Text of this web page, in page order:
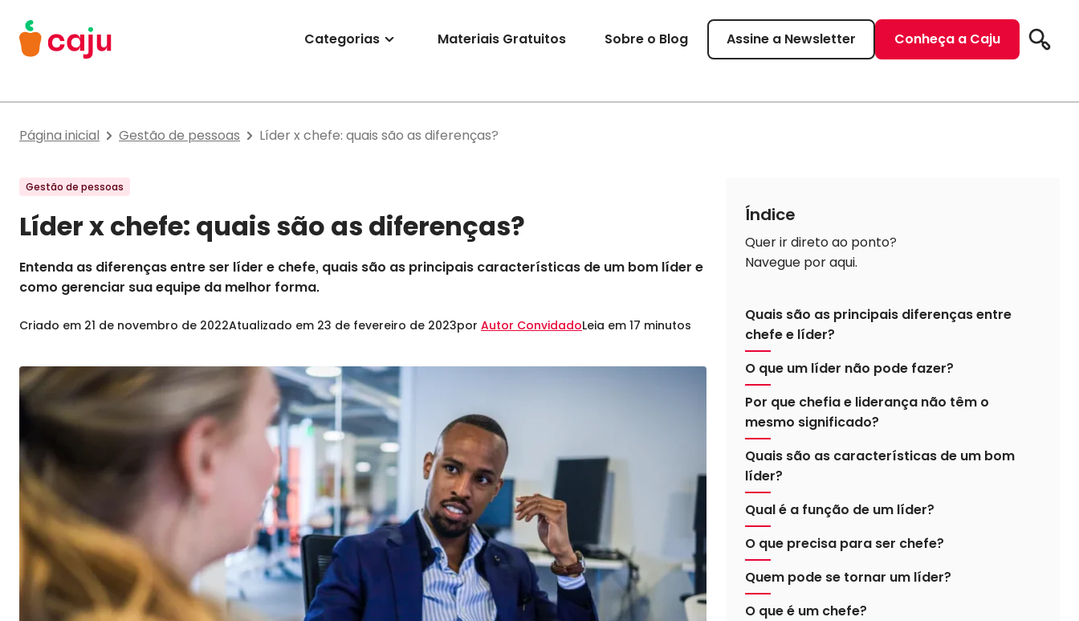
Menu Principal
Categorias Materiais Gratuitos Sobre o Blog Assine a Newsletter Conheça a Caju
Página inicial Gestão de pessoas Líder x chefe: quais são as diferenças?
Gestão de pessoas
Líder x chefe: quais são as diferenças?
Entenda as diferenças entre ser líder e chefe, quais são as principais características de um bom líder e
como gerenciar sua equipe da melhor forma.
Criado em 21 de novembro de 2022Atualizado em 23 de fevereiro de 2023por Autor ConvidadoLeia em 17 minutos
Índice
Quer ir direto ao ponto?
Navegue por aqui.
Quais são as principais diferenças entre
chefe e líder?
O que um líder não pode fazer?
Por que chefia e liderança não têm o
mesmo significado?
Quais são as características de um bom
líder?
Qual é a função de um líder?
O que precisa para ser chefe?
Quem pode se tornar um líder?
O que é um chefe?